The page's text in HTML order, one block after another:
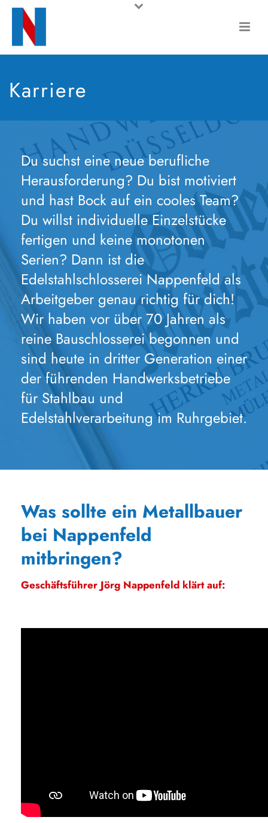
Karriere
Du suchst eine neue berufliche
Herausforderung? Du bist motiviert
und hast Bock auf ein cooles Team?
Du willst individuelle Einzelstücke
fertigen und keine monotonen
Serien? Dann ist die
Edelstahlschlosserei Nappenfeld als
Arbeitgeber genau richtig für dich!
Wir haben vor über 70 Jahren als
reine Bauschlosserei begonnen und
sind heute in dritter Generation einer
der führenden Handwerksbetriebe
für Stahlbau und
Edelstahlverarbeitung im Ruhrgebiet.
Was sollte ein Metallbauer
bei Nappenfeld
mitbringen?
Geschäftsführer Jörg Nappenfeld klärt auf: